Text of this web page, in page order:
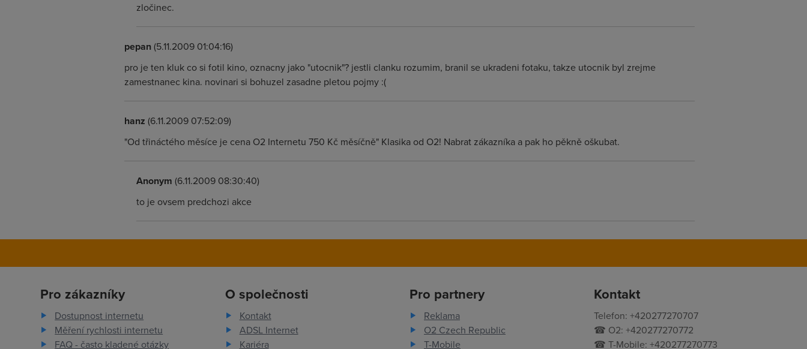
zločinec.
pepan(5.11.2009 01:04:16)
pro je ten kluk co si fotil kino, oznacny jako "utocnik"? jestli clanku rozumim, branil se ukradeni fotaku, takze utocnik byl zrejme
zamestnanec kina. novinari si bohuzel zasadne pletou pojmy :(
hanz (6.11.2009 07:52:09)
"Od třináctého měsíce je cena O2 Internetu 750 Kč měsíčně" Klasika od O2! Nabrat zákazníka a pak ho pěkně oškubat.
Anonym (6.11.2009 08:30:40)
to je ovsem predchozi akce
Pro zákazníky
Dostupnost internetu
Měření rychlosti internetu
FAQ - často kladené otázky
O společnosti
Kontakt
ADSL Internet
Kariéra
Pro partnery
Reklama
O2 Czech Republic
T-Mobile
Kontakt
Telefon: +420277270707
☎ O2: +420277270772
☎ T-Mobile: +420277270773